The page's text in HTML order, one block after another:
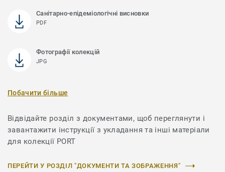
Санітарно-епідеміологічні висновки
PDF
Фотографії колекцій
JPG
Побачити більше
Відвідайте розділ з документами, щоб переглянути і
завантажити інструкції з укладання та інші матеріали
для колекції PORT
ПЕРЕЙТИ У РОЗДІЛ "ДОКУМЕНТИ ТА ЗОБРАЖЕННЯ"